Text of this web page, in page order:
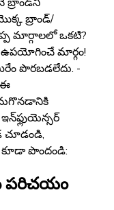
బ్రాండ్/
మార్గాలలో ఒకటి?
ఉపయోగించే మార్గం!
పొరబడలేదు. -
ఈ
పొందండి:
పరిచయం